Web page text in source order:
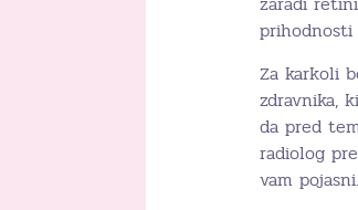
Za karkoli
zdravnika,
da pred
radiolog
vam pojasni.